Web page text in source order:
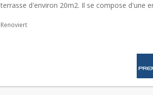
terrasse d'environ 20m2. Il se compose d'une
Renoviert